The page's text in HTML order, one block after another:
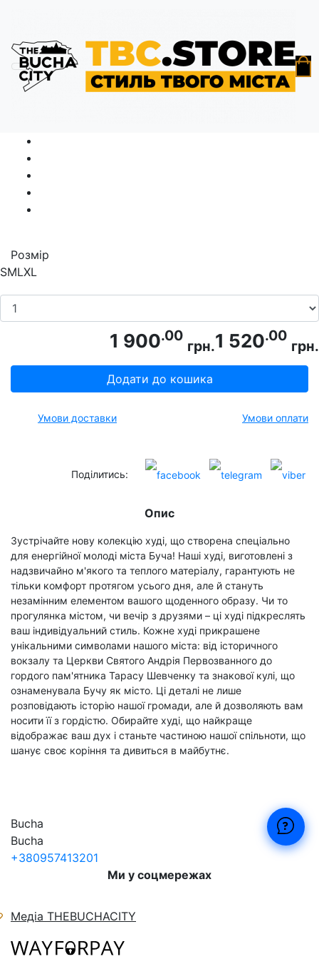
Гуді чорний «Bucha 1901» S | M | L | XL,
80% бавовна, 20% поліестр
Розмір
SMLXL
1 900.00
грн.1 520.00
грн.
Додати до кошика
Умови доставки Умови оплати
Поділитись:
Опис
Зустрічайте нову колекцію худі, що створена спеціально
для енергійної молоді міста Буча! Наші худі, виготовлені з
надзвичайно м'якого та теплого матеріалу, гарантують не
тільки комфорт протягом усього дня, але й стануть
незамінним елементом вашого щоденного образу. Чи то
прогулянка містом, чи вечір з друзями – ці худі підкреслять
ваш індивідуальний стиль. Кожне худі прикрашене
унікальними символами нашого міста: від історичного
вокзалу та Церкви Святого Андрія Первозванного до
гордого пам'ятника Тарасу Шевченку та знакової кулі, що
ознаменувала Бучу як місто. Ці деталі не лише
розповідають історію нашої громади, але й дозволяють вам
носити її з гордістю. Обирайте худі, що найкраще
відображає ваш дух і станьте частиною нашої спільноти, що
шанує своє коріння та дивиться в майбутнє.
Bucha
Bucha
+380957413201
Ми у соцмережах
Медіа THEBUCHACITY